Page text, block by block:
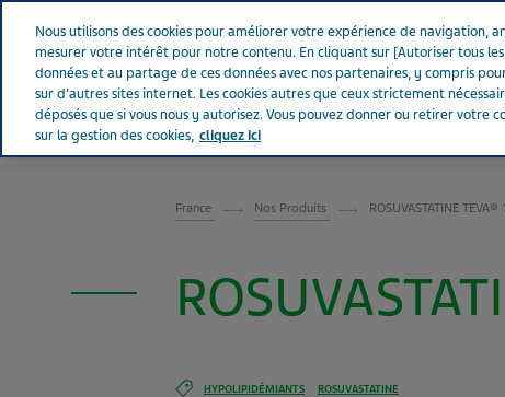
Aller sur Tevapharm
FRANCE
France Nos Produits ROSUVASTATINE
HYPOLIPIDÉMIANTS ROSUVASTATINE
Nous utilisons des cookies pour améliorer votre expérience de navigation,
mesurer votre intérêt pour notre contenu. En cliquant sur [Autoriser tous
données et au partage de ces données avec nos partenaires, y compris
sur d'autres sites internet. Les cookies autres que ceux strictement
déposés que si vous nous y autorisez. Vous pouvez donner ou retirer votre
sur la gestion des cookies, cliquez ici